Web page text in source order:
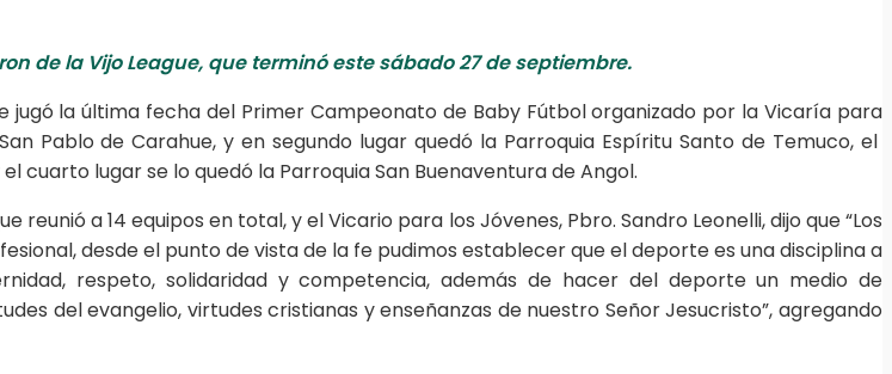
de la Vijo League, que terminó este sábado 27 de septiembre.
jugó la última fecha del Primer Campeonato de Baby Fútbol organizado por la Vicaría para
Pablo de Carahue, y en segundo lugar quedó la Parroquia Espíritu Santo de Temuco, el
cuarto lugar se lo quedó la Parroquia San Buenaventura de Angol.
a 14 equipos en total, y el Vicario para los Jóvenes, Pbro. Sandro Leonelli, dijo que “Los
desde el punto de vista de la fe pudimos establecer que el deporte es una disciplina a
respeto, solidaridad y competencia, además de hacer del deporte un medio de
del evangelio, virtudes cristianas y enseñanzas de nuestro Señor Jesucristo”, agregando